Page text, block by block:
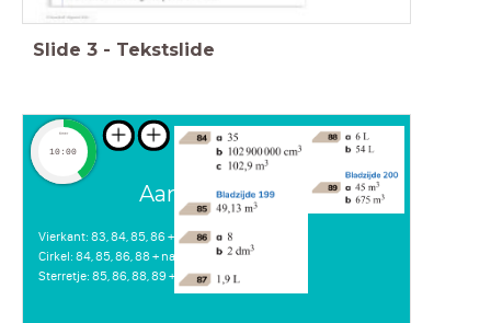
Slide 3 - Tekstslide
Aan het werk...
Vierkant: 83, 84, 85, 86 + nakijken
Cirkel: 84, 85, 86, 88 + nakijken
Sterretje: 85, 86, 88, 89 + nakijken
timer
10:00